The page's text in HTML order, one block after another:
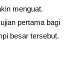
menguat.
pertama bagi
besar tersebut.